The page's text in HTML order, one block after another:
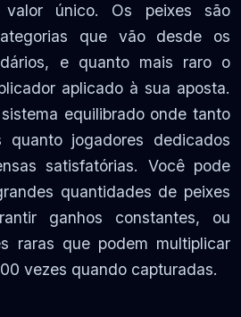
único. Os peixes são
que vão desde os
e quanto mais raro o
aplicado à sua aposta.
equilibrado onde tanto
quanto jogadores dedicados
satisfatórias. Você pode
quantidades de peixes
ganhos constantes, ou
raras que podem multiplicar
vezes quando capturadas.